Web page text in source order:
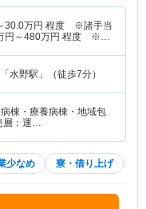
30.0万円 程度 ※諸手当
円～480万円 程度 ※諸
水野駅」（徒歩7分）
棟・療養病棟・地域包
層：運…
少なめ 寮・借り上げ